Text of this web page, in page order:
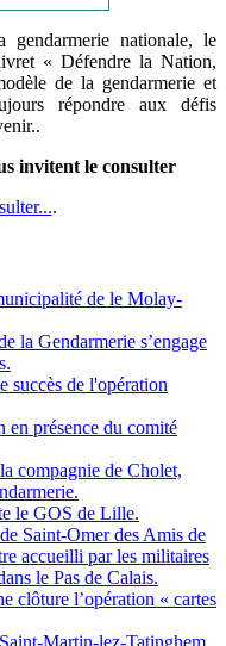
nationale, le
« Défendre la Nation,
de la gendarmerie et
répondre aux défis
invitent le consulter
.
de le Molay-
la Gendarmerie s’engage
succès de l'opération
présence du comité
compagnie de Cholet,
le GOS de Lille.
Saint-Omer des Amis de
accueilli par les militaires
le Pas de Calais.
clôture l’opération « cartes